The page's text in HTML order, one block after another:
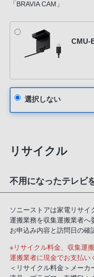
「BRAVIA CAM」
CMU-
選択しない
リサイクル
不用になったテレビ
ソニーストアは家電リサ
運搬業務を収集運搬業者へ
お申込み内容と訪問日の確
※リサイクル料金、収集運
運搬業者に現金でお支払い
＜リサイクル料金＞メーカ